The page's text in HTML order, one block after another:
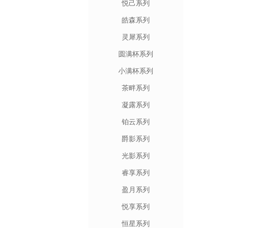
悦己系列
皓森系列
灵犀系列
圆满杯系列
小满杯系列
茶畔系列
凝露系列
铂云系列
爵影系列
光影系列
睿享系列
盈月系列
悦享系列
恒星系列